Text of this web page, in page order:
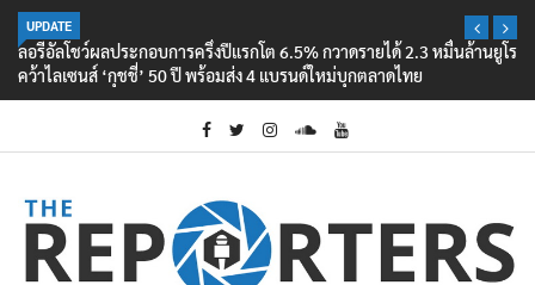
UPDATE
ลอรีอัลโชว์ผลประกอบการครึ่งปีแรกโต 6.5% กวาดรายได้ 2.3 หมื่นล้านยูโร
คว้าไลเซนส์ ‘กุชชี่’ 50 ปี พร้อมส่ง 4 แบรนด์ใหม่บุกตลาดไทย